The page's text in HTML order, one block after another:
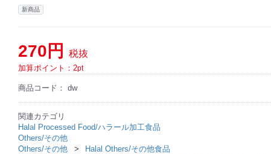
新商品
270円 税抜
加算ポイント： 2pt
商品コード： dw
関連カテゴリ
Halal Processed Food/ハラール加工食品
Others/その他
Others/その他
Halal Others/その他食品